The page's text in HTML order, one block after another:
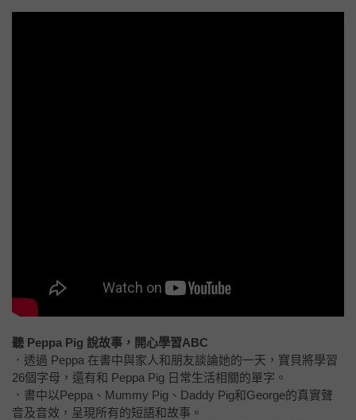
聽 Peppa Pig 說故事，開心學習ABC
．透過 Peppa 在書中與家人和朋友談論她的一天，寶貝將學習
26個字母，還有和 Peppa Pig 日常生活相關的單字。
．書中以Peppa、Mummy Pig、Daddy Pig和George的真實聲
音及音效，呈現所有的短語和故事。